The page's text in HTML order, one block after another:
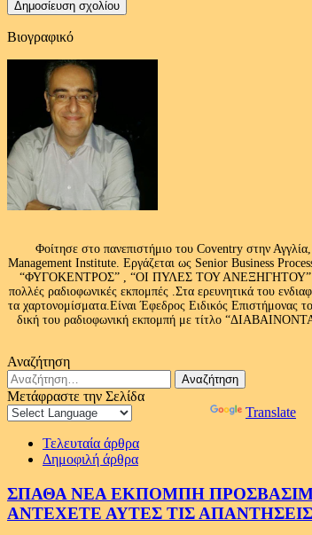
Βιογραφικό
Φοίτησε στο πανεπιστήμιο του Coventry στην
Management Institute. Εργάζεται ως Senior Business
“ΦΥΓΟΚΕΝΤΡΟΣ” , “ΟΙ ΠΥΛΕΣ ΤΟΥ ΑΝΕΞΗΓΗΤΟΥ”
πολλές ραδιοφωνικές εκπομπές .Στα ερευνητικά του
τα χαρτονομίσματα.Είναι Έφεδρος Ειδικός
δική του ραδιοφωνική εκπομπή με τίτλο
Αναζήτηση
Αναζήτηση
για:
Μετάφραστε την Σελίδα
Translate
Τελευταία άρθρα
Δημοφιλή άρθρα
ΣΠΑΘΑ ΝΕΑ ΕΚΠΟΜΠΗ
ΑΝΤΕΧΕΤΕ ΑΥΤΕΣ ΤΙΣ